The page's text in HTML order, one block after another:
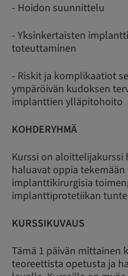
- Hoidon suunnittelu
- Yksinkertaisten
toteuttaminen
- Riskit ja komplikaatiot
ympäröivän kudoksen
implanttien ylläpitohoito
KOHDERYHMÄ
Kurssi on
haluavat oppia
implanttikirurgisia
implanttiprotetiikan
KURSSIKUVAUS
Tämä 1 päivän mittainen
teoreettista opetusta ja